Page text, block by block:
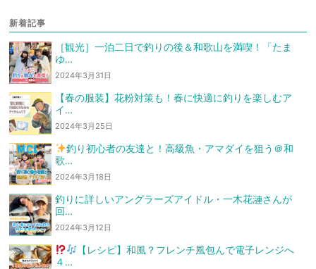
新着記事
［観光］一泊二日で釣りの後＆和歌山を満喫！「たま
ゆ…
2024年3月31日
【春の服装】花粉対策も！春に快適に釣りを楽しむア
イ…
2024年3月25日
釣り初心者の友達と！高級魚・アマダイを狙う ＠和
歌…
2024年3月18日
釣りに詳しいアングラーズアイドル・一木花漣さんが
回…
2024年3月12日
【レシピ】和風？フレンチ風包んで電子レンジへ
４…